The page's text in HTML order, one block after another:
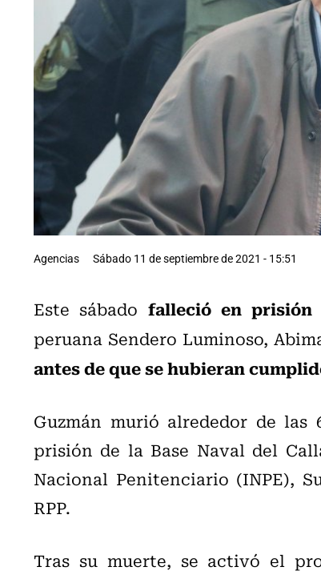
Agencias Sábado 11 de septiembre de 2021 - 15:51
Este sábado falleció en prisión
peruana Sendero Luminoso,
antes de que se hubieran
Guzmán murió alrededor de las
prisión de la Base Naval del
Nacional Penitenciario (INPE),
RPP.
Tras su muerte, se activó el